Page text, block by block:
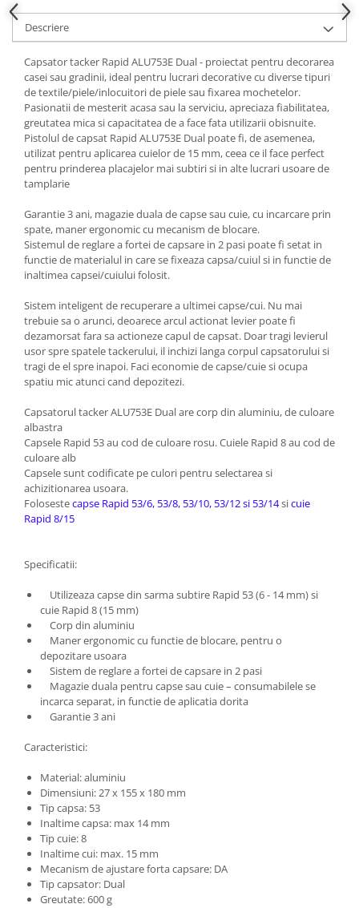
Descriere
Capsator tacker Rapid ALU753E Dual - proiectat pentru decorarea
casei sau gradinii, ideal pentru lucrari decorative cu diverse tipuri
de textile/piele/inlocuitori de piele sau fixarea mochetelor.
Pasionatii de mesterit acasa sau la serviciu, apreciaza fiabilitatea,
greutatea mica si capacitatea de a face fata utilizarii obisnuite.
Pistolul de capsat Rapid ALU753E Dual poate fi, de asemenea,
utilizat pentru aplicarea cuielor de 15 mm, ceea ce il face perfect
pentru prinderea placajelor mai subtiri si in alte lucrari usoare de
tamplarie
Garantie 3 ani, magazie duala de capse sau cuie, cu incarcare prin
spate, maner ergonomic cu mecanism de blocare.
Sistemul de reglare a fortei de capsare in 2 pasi poate fi setat in
functie de materialul in care se fixeaza capsa/cuiul si in functie de
inaltimea capsei/cuiului folosit.
Sistem inteligent de recuperare a ultimei capse/cui. Nu mai
trebuie sa o arunci, deoarece arcul actionat levier poate fi
dezamorsat fara sa actioneze capul de capsat. Doar tragi levierul
usor spre spatele tackerului, il inchizi langa corpul capsatorului si
tragi de el spre inapoi. Faci economie de capse/cuie si ocupa
spatiu mic atunci cand depozitezi.
Capsatorul tacker ALU753E Dual are corp din aluminiu, de culoare
albastra
Capsele Rapid 53 au cod de culoare rosu. Cuiele Rapid 8 au cod de
culoare alb
Capsele sunt codificate pe culori pentru selectarea si
achizitionarea usoara.
Folosestecapse Rapid 53/6, 53/8, 53/10, 53/12 si 53/14sicuie
Rapid 8/15
Specificatii:
Utilizeaza capse din sarma subtire Rapid 53 (6 - 14 mm) si
cuie Rapid 8 (15 mm)
Corp din aluminiu
Maner ergonomic cu functie de blocare, pentru o
depozitare usoara
Sistem de reglare a fortei de capsare in 2 pasi
Magazie duala pentru capse sau cuie – consumabilele se
incarca separat, in functie de aplicatia dorita
Garantie 3 ani
Caracteristici:
Material: aluminiu
Dimensiuni: 27 x 155 x 180 mm
Tip capsa: 53
Inaltime capsa: max 14 mm
Tip cuie: 8
Inaltime cui: max. 15 mm
Mecanism de ajustare forta capsare: DA
Tip capsator: Dual
Greutate: 600 g